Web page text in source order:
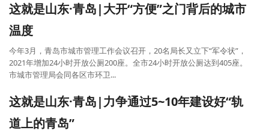
这就是山东·青岛|大开“方便”之门背后的城市
温度
今年3月，青岛市城市管理工作会议召开，20名局长又立下“军令状”，
2021年增加24小时开放公厕200座。全市24小时开放公厕达到405座。
市城市管理局会同各区市环卫...
这就是山东·青岛|力争通过5~10年建设好“轨
道上的青岛”